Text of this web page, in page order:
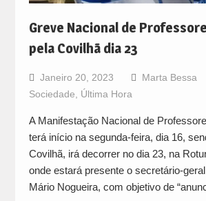
Greve Nacional de
pela Covilhã dia 23
Janeiro 20, 2023 Marta Bessa
Sociedade, Última Hora
A Manifestação Nacional de
terá início na segunda-feira, dia 16,
Covilhã, irá decorrer no dia 23, na
onde estará presente o secretário-
Mário Nogueira, com objetivo de